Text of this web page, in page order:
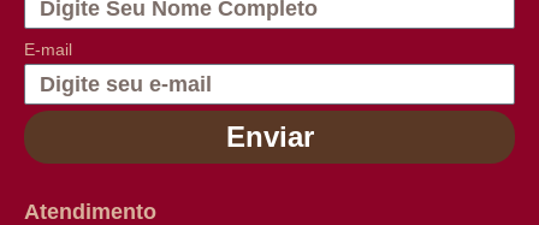
E-mail
Enviar
Atendimento